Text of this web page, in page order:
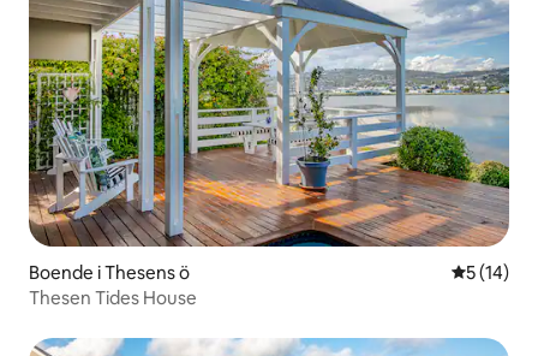
Boende i Thesens ö 5 av 5 i
5 (14)
Thesen Tides House